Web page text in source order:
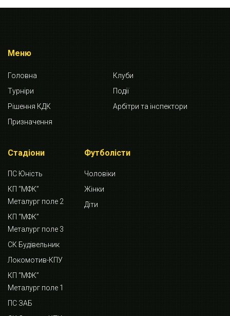
Меню
Головна
Клуби
Турніри
Події
Рішення КДК
Арбітри та інспектори
Призначення
Стадіони
ПС Юність
КП “МФК”
Металург поле 2
КП “МФК”
Металург поле 3
СК Будівельник
Локомотив-КПУ
КП “МФК”
Металург поле 1
ПС ЗАБ
Футболісти
Чоловіки
Жінки
Діти